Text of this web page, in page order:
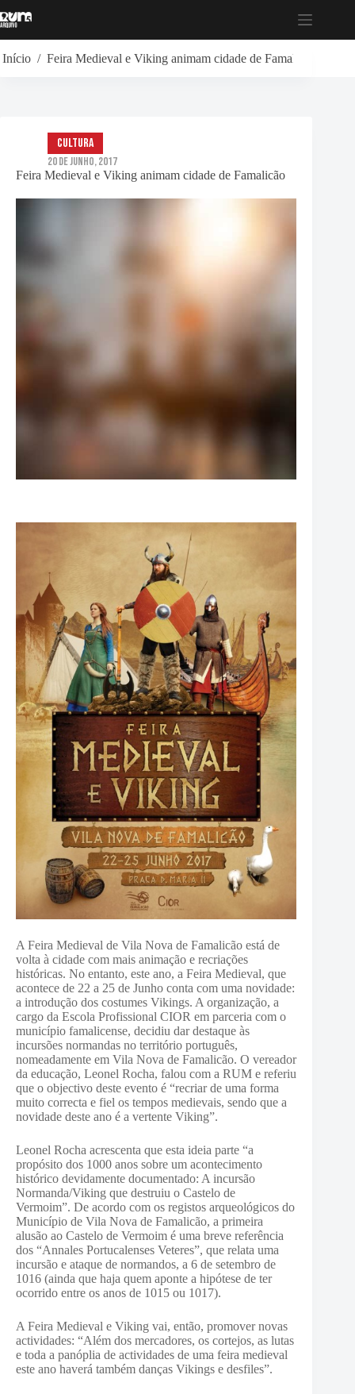
para
Início / Feira Medieval e Viking animam cidade de Famalicão
Feira Medieval e Viking animam cidade de Famalicão
Cultura
20 de Junho, 2017
A Feira Medieval de Vila Nova de Famalicão está de
volta à cidade com mais animação e recriações
históricas. No entanto, este ano, a Feira Medieval, que
acontece de 22 a 25 de Junho conta com uma novidade:
a introdução dos costumes Vikings. A organização, a
cargo da Escola Profissional CIOR em parceria com o
município famalicense, decidiu dar destaque às
incursões normandas no território português,
nomeadamente em Vila Nova de Famalicão. O vereador
da educação, Leonel Rocha, falou com a RUM e referiu
que o objectivo deste evento é “recriar de uma forma
muito correcta e fiel os tempos medievais, sendo que a
novidade deste ano é a vertente Viking”.
Leonel Rocha acrescenta que esta ideia parte “a
propósito dos 1000 anos sobre um acontecimento
histórico devidamente documentado: A incursão
Normanda/Viking que destruiu o Castelo de
Vermoim”. De acordo com os registos arqueológicos do
Município de Vila Nova de Famalicão, a primeira
alusão ao Castelo de Vermoim é uma breve referência
dos “Annales Portucalenses Veteres”, que relata uma
incursão e ataque de normandos, a 6 de setembro de
1016 (ainda que haja quem aponte a hipótese de ter
ocorrido entre os anos de 1015 ou 1017).
A Feira Medieval e Viking vai, então, promover novas
actividades: “Além dos mercadores, os cortejos, as lutas
e toda a panóplia de actividades de uma feira medieval
este ano haverá também danças Vikings e desfiles”.